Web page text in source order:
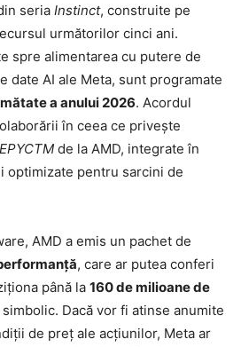
seria Instinct, construite pe
următorilor cinci ani.
spre alimentarea cu putere de
date AI ale Meta, sunt programate
a anului 2026. Acordul
în ceea ce privește
EPYCTM de la AMD, integrate în
optimizate pentru sarcini de
AMD a emis un pachet de
, care ar putea conferi
până la 160 de milioane de
Dacă vor fi atinse anumite
de preț ale acțiunilor, Meta ar